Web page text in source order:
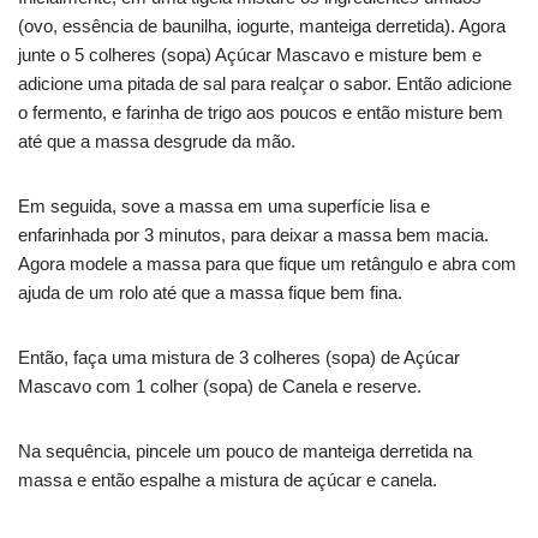
(ovo, essência de baunilha, iogurte, manteiga derretida). Agora
junte o 5 colheres (sopa) Açúcar Mascavo e misture bem e
adicione uma pitada de sal para realçar o sabor. Então adicione
o fermento, e farinha de trigo aos poucos e então misture bem
até que a massa desgrude da mão.
Em seguida, sove a massa em uma superfície lisa e
enfarinhada por 3 minutos, para deixar a massa bem macia.
Agora modele a massa para que fique um retângulo e abra com
ajuda de um rolo até que a massa fique bem fina.
Então, faça uma mistura de 3 colheres (sopa) de Açúcar
Mascavo com 1 colher (sopa) de Canela e reserve.
Na sequência, pincele um pouco de manteiga derretida na
massa e então espalhe a mistura de açúcar e canela.